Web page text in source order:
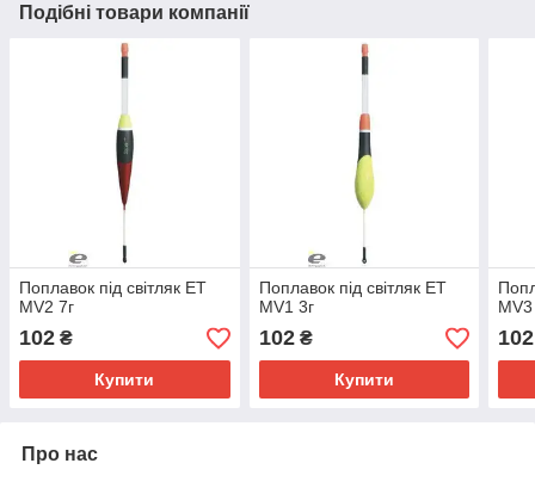
Подібні товари компанії
Поплавок під світляк ЕТ
MV2 7г
102 ₴
Купити
Поплавок під світляк ЕТ
MV1 3г
102₴
Купити
MV3
102
Про нас